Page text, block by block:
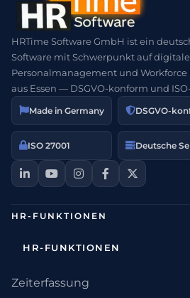
HRTime Software GmbH ist ein
Software mit Schwerpunkt auf
Personalmanagement und
aus Essen — DSGVO-konform und
Made in Germany DSGVO-
ISO 27001 Deutsche
HR-FUNKTIONEN
HR-FUNKTIONEN
Zeiterfassung